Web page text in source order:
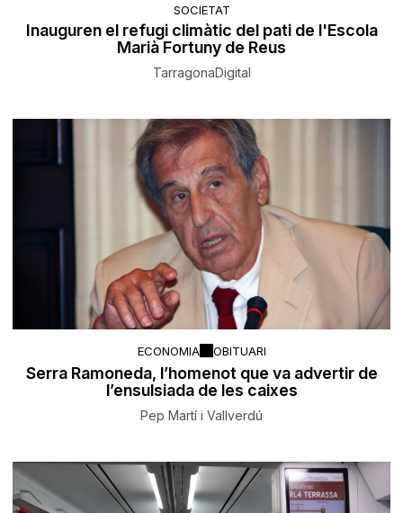
SOCIETAT
Inauguren el refugi climàtic del pati de l'Escola
Marià Fortuny de Reus
TarragonaDigital
ECONOMIA OBITUARI
Serra Ramoneda, l’homenot que va advertir de
l’ensulsiada de les caixes
Pep Martí i Vallverdú